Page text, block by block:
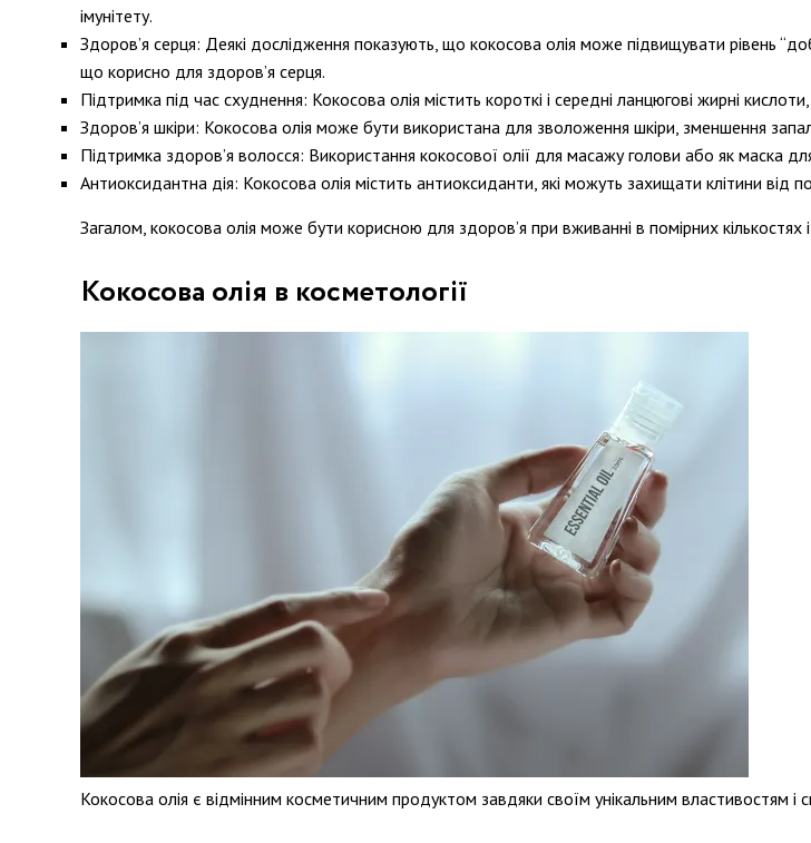
імунітету.
Здоров’я серця: Деякі дослідження показують, що кокосова олія може підвищувати рівень
що корисно для здоров’я серця.
Підтримка під час схуднення: Кокосова олія містить короткі і середні ланцюгові жирні
Здоров’я шкіри: Кокосова олія може бути використана для зволоження шкіри, зменшення
Підтримка здоров’я волосся: Використання кокосової олії для масажу голови або як маска
Антиоксидантна дія: Кокосова олія містить антиоксиданти, які можуть захищати клітини від
Загалом, кокосова олія може бути корисною для здоров’я при вживанні в помірних кількостях
Кокосова олія в косметології
Кокосова олія є відмінним косметичним продуктом завдяки своїм унікальним властивостям і